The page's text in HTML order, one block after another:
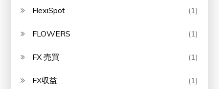
FlexiSpot (1)
FLOWERS (1)
FX 売買 (1)
FX収益 (1)